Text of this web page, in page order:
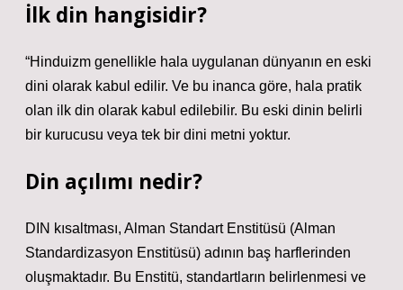
İlk din hangisidir?
“Hinduizm genellikle hala uygulanan dünyanın en eski
dini olarak kabul edilir. Ve bu inanca göre, hala pratik
olan ilk din olarak kabul edilebilir. Bu eski dinin belirli
bir kurucusu veya tek bir dini metni yoktur.
Din açılımı nedir?
DIN kısaltması, Alman Standart Enstitüsü (Alman
Standardizasyon Enstitüsü) adının baş harflerinden
oluşmaktadır. Bu Enstitü, standartların belirlenmesi ve